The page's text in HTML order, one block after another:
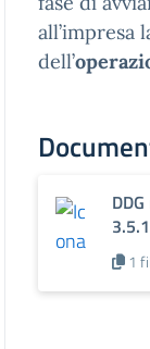
all’impresa
dell’
1